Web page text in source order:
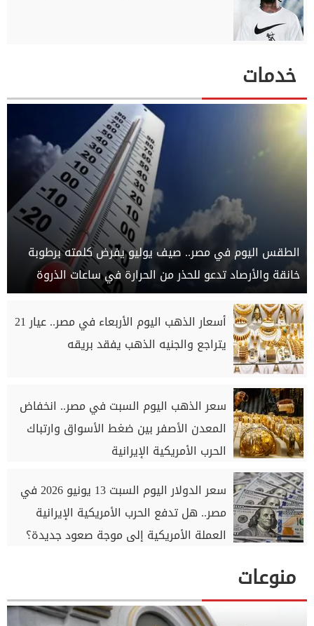
خدمات
الطقس اليوم في مصر.. صيف يوليو يفرض كلمته برطوبة
خانقة والأرصاد تدعو للحذر من الحرارة في ساعات الذروة
أسعار الذهب اليوم الأربعاء في مصر.. عيار 21
يتراجع والجنيه الذهب يفقد بريقه
سعر الذهب اليوم السبت في مصر.. انخفاض
المعدن الأصفر بين ضغط الأسواق وارتباك
الحرب الأمريكية الإيرانية
سعر الدولار اليوم السبت 13 يونيو 2026 في
مصر.. هل تدفع الحرب الأمريكية الإيرانية
العملة الأمريكية إلى موجة صعود جديدة؟
منوعات